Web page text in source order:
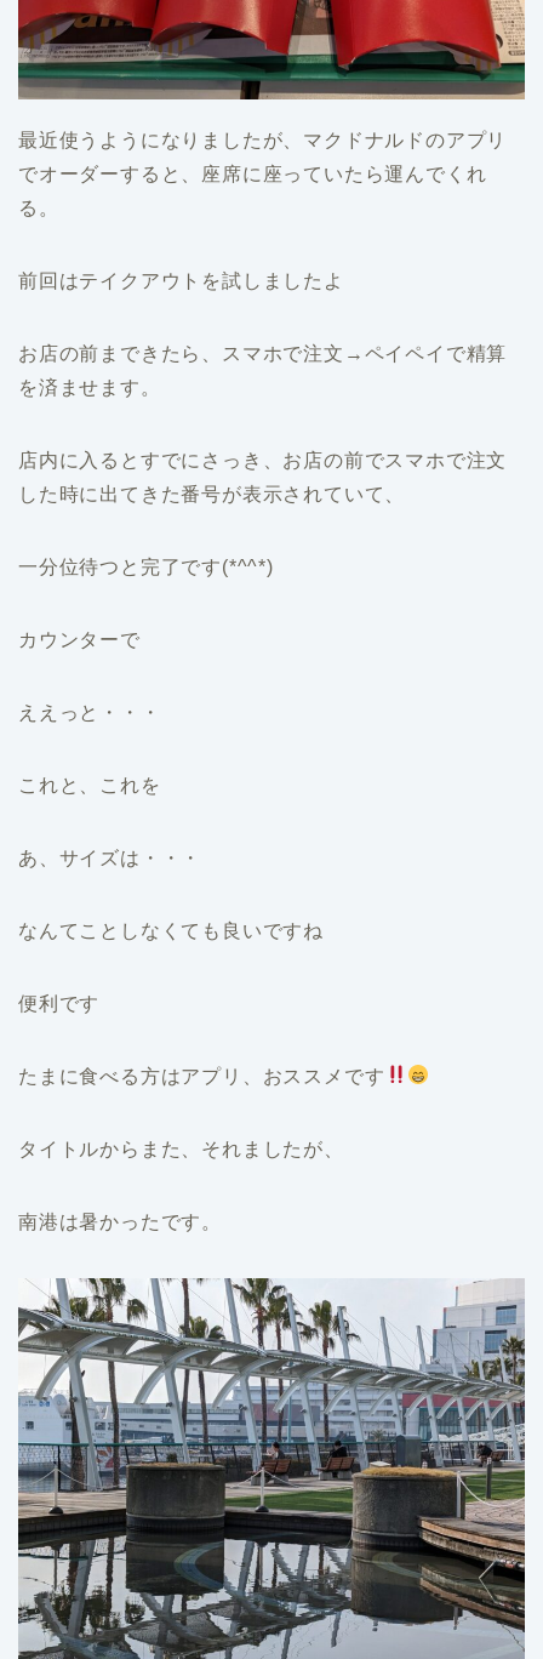
最近使うようになりましたが、マクドナルドのアプリ
でオーダーすると、座席に座っていたら運んでくれ
る。
前回はテイクアウトを試しましたよ
お店の前まできたら、スマホで注文→ペイペイで精算
を済ませます。
店内に入るとすでにさっき、お店の前でスマホで注文
した時に出てきた番号が表示されていて、
一分位待つと完了です(*^^*)
カウンターで
ええっと・・・
これと、これを
あ、サイズは・・・
なんてことしなくても良いですね
便利です
たまに食べる方はアプリ、おススメです
タイトルからまた、それましたが、
南港は暑かったです。